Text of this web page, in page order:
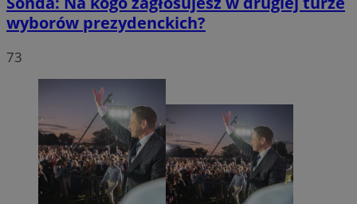
wyborów prezydenckich?
73